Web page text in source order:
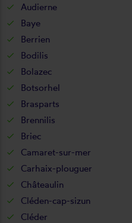
Audierne
Baye
Berrien
Bodilis
Bolazec
Botsorhel
Brasparts
Brennilis
Briec
Camaret-sur-mer
Carhaix-plouguer
Châteaulin
Cléden-cap-sizun
Cléder